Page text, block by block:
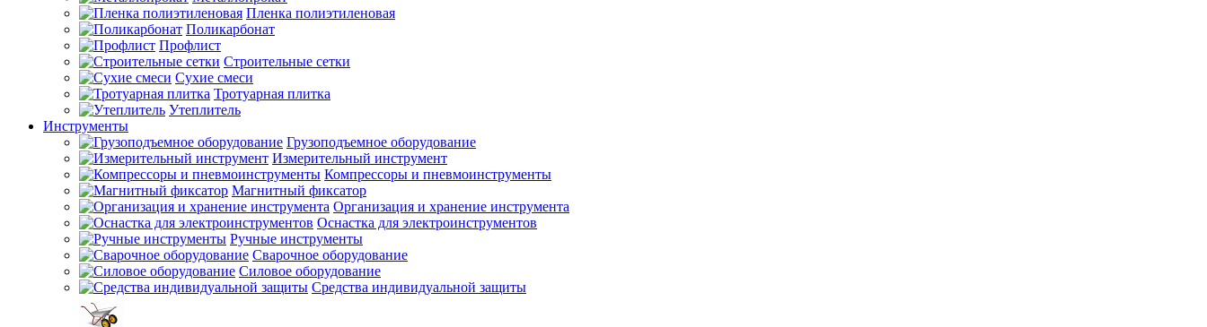
Пленка полиэтиленовая
Поликарбонат
Профлист
Строительные сетки
Сухие смеси
Тротуарная плитка
Утеплитель
Инструменты
Грузоподъемное оборудование
Измерительный инструмент
Компрессоры и пневмоинструменты
Магнитный фиксатор
Организация и хранение инструмента
Оснастка для электроинструментов
Ручные инструменты
Сварочное оборудование
Силовое оборудование
Средства индивидуальной защиты